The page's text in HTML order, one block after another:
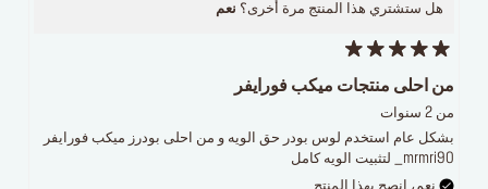
هل ستشتري هذا المنتج مرة أخرى؟ نعم
من احلى منتجات ميكب فورايفر
من 2 سنوات
بشكل عام استخدم لوس بودر حق الويه و من احلى بودرز ميكب فورايفر
لتثبيت الويه كامل _mrmri90
نعم، انصح بهذا المنتج